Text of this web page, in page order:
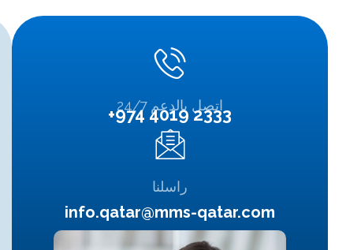
اتصل بالدعم 24/7
+974 4019 2333
راسلنا
info.qatar@mms-qatar.com